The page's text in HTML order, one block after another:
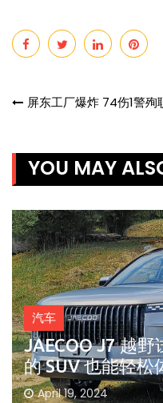
Post
屏东工厂爆炸 74伤1警殉
YOU MAY
汽车
JAECOO J7 越
的 SUV 也能轻松
April 19, 2024